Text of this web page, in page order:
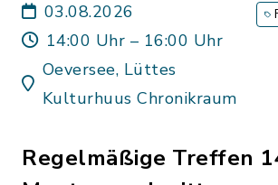
03.08.2026
14:00 Uhr – 16:00 Uhr
Oeversee, Lüttes
Kulturhuus Chronikraum
Regelmäßige Treffen